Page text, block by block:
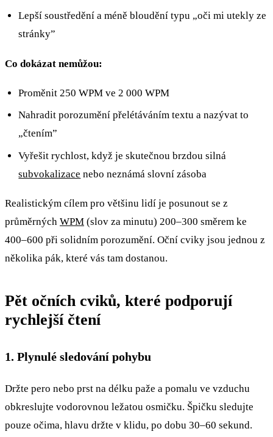
Lepší soustředění a méně bloudění typu „oči mi utekly ze
stránky”
Co dokázat nemůžou:
Proměnit 250 WPM ve 2 000 WPM
Nahradit porozumění přelétáváním textu a nazývat to
„čtením”
Vyřešit rychlost, když je skutečnou brzdou silná
subvokalizace nebo neznámá slovní zásoba
Realistickým cílem pro většinu lidí je posunout se z
průměrných WPM (slov za minutu) 200–300 směrem ke
400–600 při solidním porozumění. Oční cviky jsou jednou z
několika pák, které vás tam dostanou.
Pět očních cviků, které podporují
rychlejší čtení
1. Plynulé sledování pohybu
Držte pero nebo prst na délku paže a pomalu ve vzduchu
obkreslujte vodorovnou ležatou osmičku. Špičku sledujte
pouze očima, hlavu držte v klidu, po dobu 30–60 sekund.